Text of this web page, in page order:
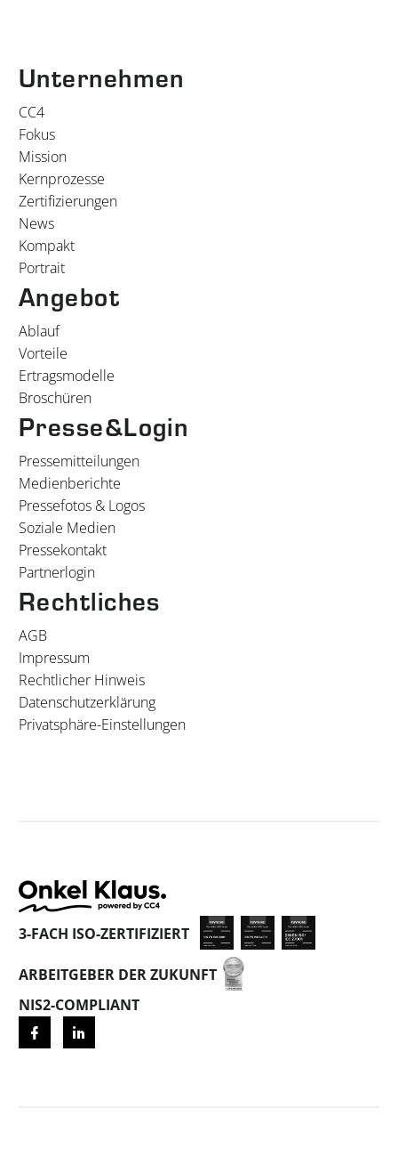
Unternehmen
CC4
Fokus
Mission
Kernprozesse
Zertifizierungen
News
Kompakt
Portrait
Angebot
Ablauf
Vorteile
Ertragsmodelle
Broschüren
Presse&Login
Pressemitteilungen
Medienberichte
Pressefotos & Logos
Soziale Medien
Pressekontakt
Partnerlogin
Rechtliches
AGB
Impressum
Rechtlicher Hinweis
Datenschutzerklärung
Privatsphäre-Einstellungen
3-FACH ISO-ZERTIFIZIERT
ARBEITGEBER DER ZUKUNFT
NIS2-COMPLIANT